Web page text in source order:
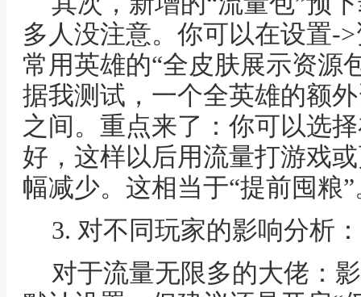
多人没注意。你可以在设置-
常用英雄的“全皮肤展示资源
据我测试，一个全英雄的额
之间。重点来了：你可以选
好，这样以后用流量打游戏
幅减少。这相当于“提前囤粮”
3. 对不同玩家的影响分析
对于流量无限多的大佬：